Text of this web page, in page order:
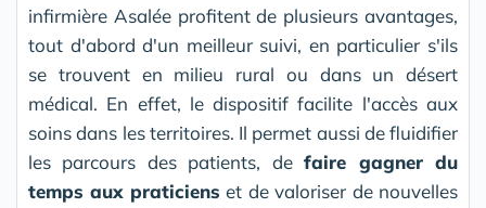
infirmière Asalée profitent de plusieurs avantages,
tout d'abord d'un meilleur suivi, en particulier s'ils
se trouvent en milieu rural ou dans un désert
médical. En effet, le dispositif facilite l'accès aux
soins dans les territoires. Il permet aussi de fluidifier
les parcours des patients, defaire gagner du
temps aux praticiens et de valoriser de nouvelles